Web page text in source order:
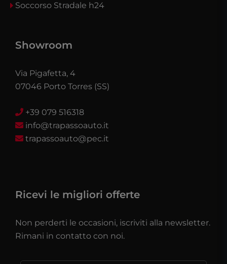
Soccorso Stradale h24
Showroom
Via Pigafetta, 4
07046 Porto Torres (SS)
+39 079 516318
info@trapassoauto.it
trapassoauto@pec.it
Ricevi le migliori offerte
Non perderti le occasioni, iscriviti alla newsletter.
Rimani in contatto con noi.